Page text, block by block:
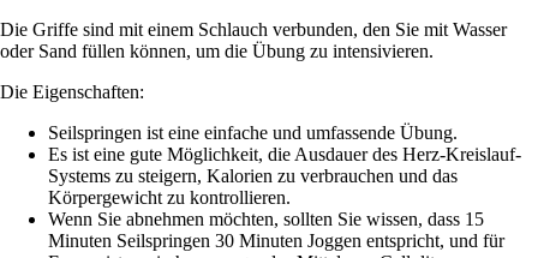
Die Griffe sind mit einem Schlauch verbunden, den Sie mit Wasser
oder Sand füllen können, um die Übung zu intensivieren.
Die Eigenschaften:
Seilspringen ist eine einfache und umfassende Übung.
Es ist eine gute Möglichkeit, die Ausdauer des Herz-Kreislauf-
Systems zu steigern, Kalorien zu verbrauchen und das
Körpergewicht zu kontrollieren.
Wenn Sie abnehmen möchten, sollten Sie wissen, dass 15
Minuten Seilspringen 30 Minuten Joggen entspricht, und für